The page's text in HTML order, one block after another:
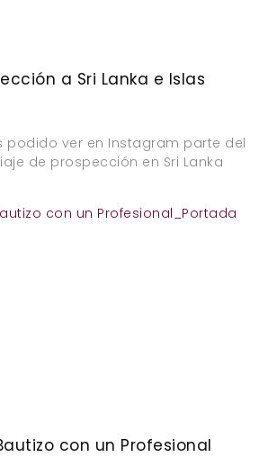
a Sri Lanka e Islas
podido ver en Instagram parte del
de prospección en Sri Lanka
con un Profesional